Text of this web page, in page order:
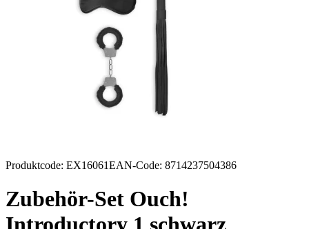
Produktcode: EX16061EAN-Code: 8714237504386
Zubehör-Set Ouch!